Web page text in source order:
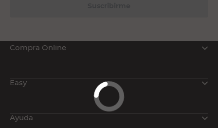
Compra Online
Easy
Ayuda